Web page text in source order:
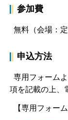
参加費
無料（会場：
申込方法
専用フォーム
項を記載の上、
【専用フォー